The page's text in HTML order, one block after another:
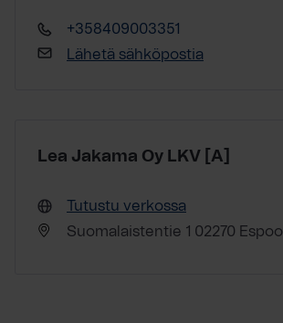
+358409003351
Lähetä sähköpostia
Lea Jakama Oy LKV [A]
Tutustu verkossa
Suomalaistentie 1 02270 Espoo